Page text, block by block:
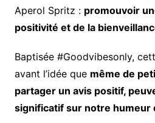
Aperol Spritz : promouvoir
positivité et de la
Baptisée #Goodvibesonly,
avant l’idée que même de
partager un avis positif,
significatif sur notre humeur